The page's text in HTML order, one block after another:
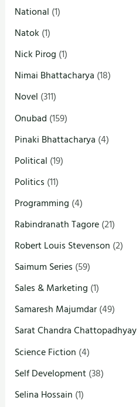
National (1)
Natok (1)
Nick Pirog (1)
Nimai Bhattacharya (18)
Novel (311)
Onubad (159)
Pinaki Bhattacharya (4)
Political (19)
Politics (11)
Programming (4)
Rabindranath Tagore(21)
Robert Louis Stevenson (2)
Saimum Series (59)
Sales & Marketing (1)
Samaresh Majumdar(49)
Sarat Chandra Chattopadhyay
Science Fiction (4)
Self Development(38)
Selina Hossain (1)